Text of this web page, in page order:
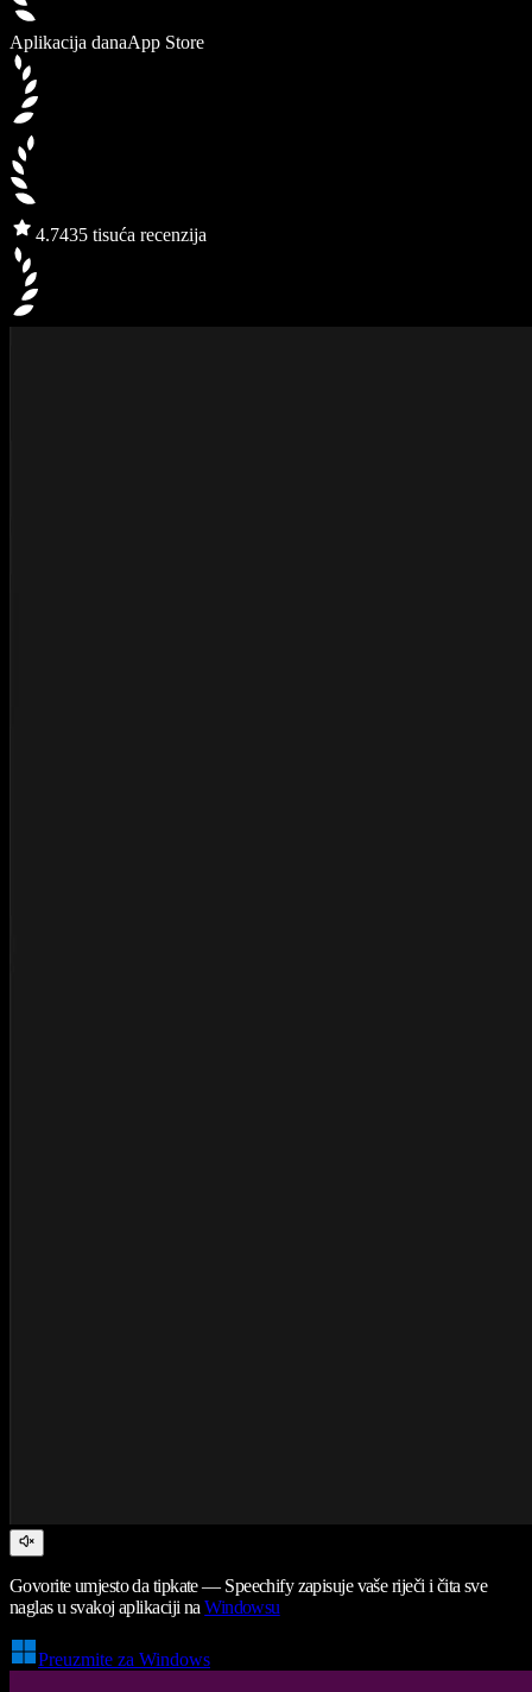
Aplikacija danaApp Store
4.7435 tisuća recenzija
Govorite umjesto da tipkate — Speechify zapisuje vaše riječi i čita sve
naglas u svakoj aplikaciji naWindowsu
Preuzmite za Windows